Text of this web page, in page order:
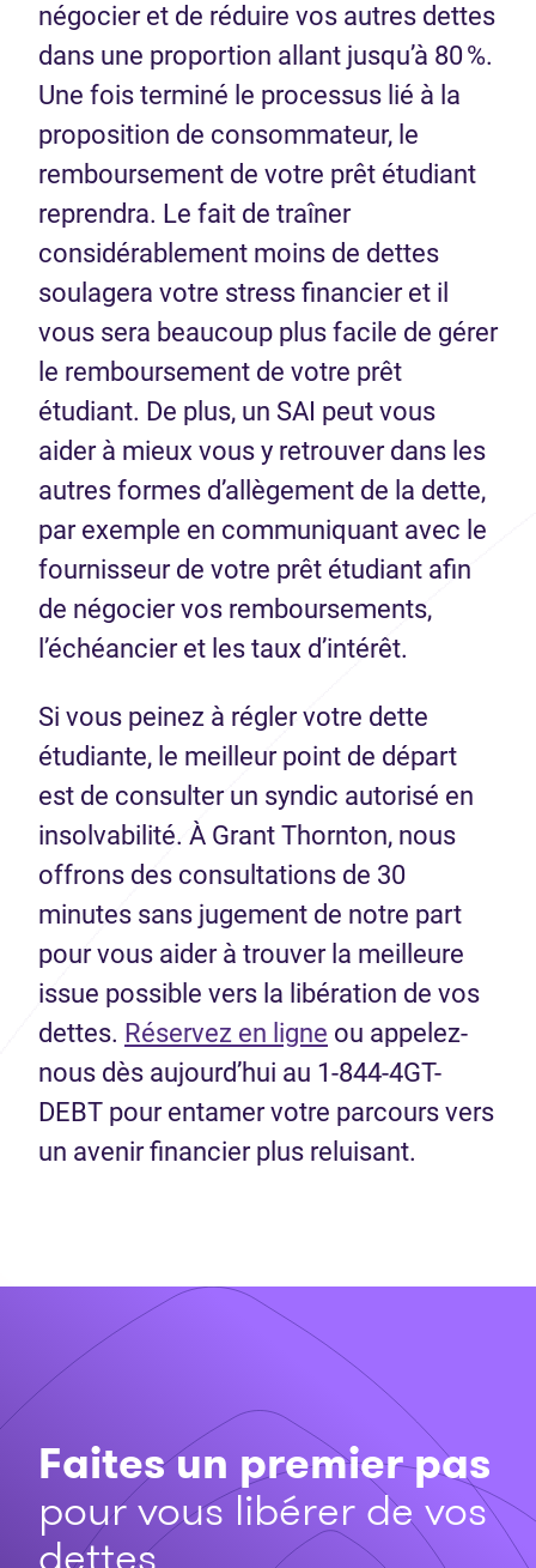
négocier et de réduire vos autres dettes
dans une proportion allant jusqu’à 80 %.
Une fois terminé le processus lié à la
proposition de consommateur, le
remboursement de votre prêt étudiant
reprendra. Le fait de traîner
considérablement moins de dettes
soulagera votre stress financier et il
vous sera beaucoup plus facile de gérer
le remboursement de votre prêt
étudiant. De plus, un SAI peut vous
aider à mieux vous y retrouver dans les
autres formes d’allègement de la dette,
par exemple en communiquant avec le
fournisseur de votre prêt étudiant afin
de négocier vos remboursements,
l’échéancier et les taux d’intérêt.
Si vous peinez à régler votre dette
étudiante, le meilleur point de départ
est de consulter un syndic autorisé en
insolvabilité. À Grant Thornton, nous
offrons des consultations de 30
minutes sans jugement de notre part
pour vous aider à trouver la meilleure
issue possible vers la libération de vos
dettes. Réservez en ligne ou appelez-
nous dès aujourd’hui au 1-844-4GT-
DEBT pour entamer votre parcours vers
un avenir financier plus reluisant.
Faites un premier pas
pour vous libérer de vos